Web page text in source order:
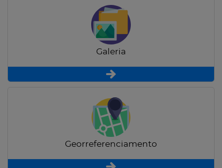
Galeria
Georreferenciamento